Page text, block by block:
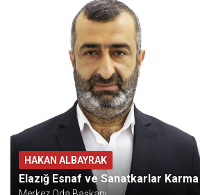
HAKAN ALBAYRAK
Elazığ Esnaf ve Sanatkarlar Karma